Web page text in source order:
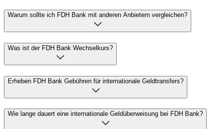
Warum sollte ich FDH Bank mit anderen Anbietern vergleichen?
Was ist der FDH Bank Wechselkurs?
Erheben FDH Bank Gebühren für internationale Geldtransfers?
Wie lange dauert eine internationale Geldüberweisung bei FDH Bank?